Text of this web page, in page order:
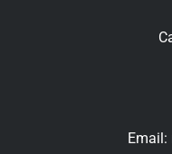
Email: